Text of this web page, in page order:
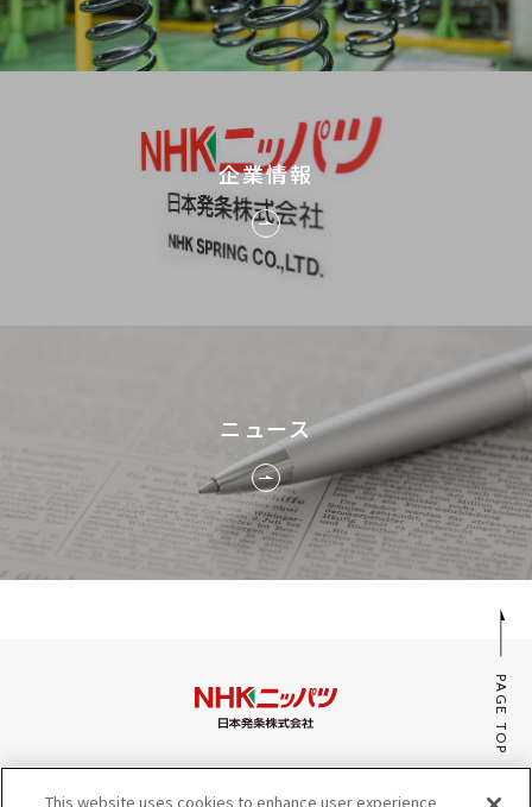
企業情報
ニュース
PAGE TOP
みんなのaiポータル
This website uses cookies to enhance user experience